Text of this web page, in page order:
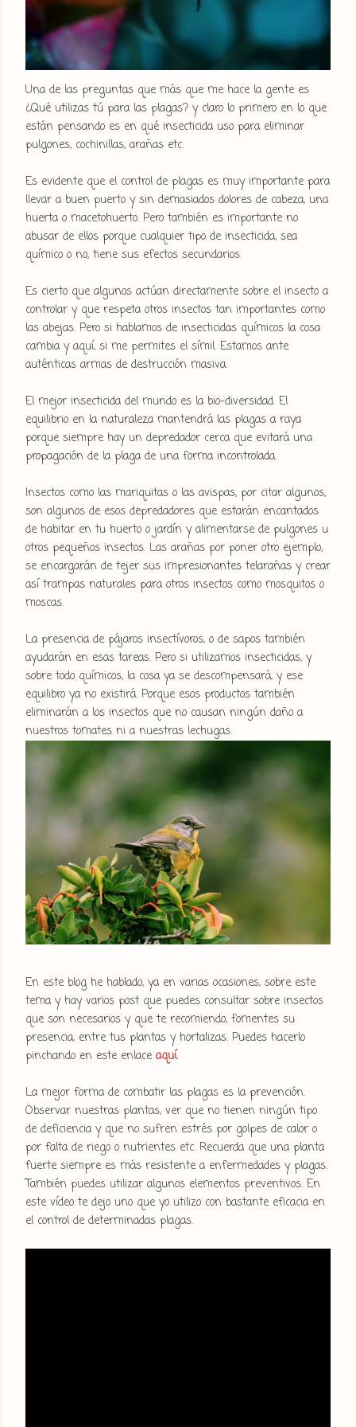
Una de las preguntas que más que me hace la gente es
¿Qué utilizas tú para las plagas? y claro lo primero en lo que
están pensando es en qué insecticida uso para eliminar
pulgones, cochinillas, arañas etc.
Es evidente que el control de plagas es muy importante para
llevar a buen puerto y sin demasiados dolores de cabeza, una
huerta o macetohuerto. Pero también es importante no
abusar de ellos porque cualquier tipo de insecticida, sea
químico o no, tiene sus efectos secundarios.
Es cierto que algunos actúan directamente sobre el insecto a
controlar y que respeta otros insectos tan importantes como
las abejas. Pero si hablamos de insecticidas químicos la cosa
cambia y aquí, si me permites el símil. Estamos ante
auténticas armas de destrucción masiva.
El mejor insecticida del mundo es la bio-diversidad. El
equilibrio en la naturaleza mantendrá las plagas a raya
porque siempre hay un depredador cerca que evitará una
propagación de la plaga de una forma incontrolada.
Insectos como las mariquitas o las avispas, por citar algunos,
son algunos de esos depredadores que estarán encantados
de habitar en tu huerto o jardín y alimentarse de pulgones u
otros pequeños insectos. Las arañas por poner otro ejemplo,
se encargarán de tejer sus impresionantes telarañas y crear
así trampas naturales para otros insectos como mosquitos o
moscas.
La presencia de pájaros insectívoros, o de sapos también
ayudarán en esas tareas. Pero si utilizamos insecticidas, y
sobre todo químicos, la cosa ya se descompensará, y ese
equilibro ya no existirá. Porque esos productos también
eliminarán a los insectos que no causan ningún daño a
nuestros tomates ni a nuestras lechugas.
En este blog he hablado, ya en varias ocasiones, sobre este
tema y hay varios post que puedes consultar sobre insectos
que son necesarios y que te recomiendo, fomentes su
presencia, entre tus plantas y hortalizas. Puedes hacerlo
pinchando en este enlace aquí.
La mejor forma de combatir las plagas es la prevención.
Observar nuestras plantas, ver que no tienen ningún tipo
de deficiencia y que no sufren estrés por golpes de calor o
por falta de riego o nutrientes etc. Recuerda que una planta
fuerte siempre es más resistente a enfermedades y plagas.
También puedes utilizar algunos elementos preventivos. En
este vídeo te dejo uno que yo utilizo con bastante eficacia en
el control de determinadas plagas.